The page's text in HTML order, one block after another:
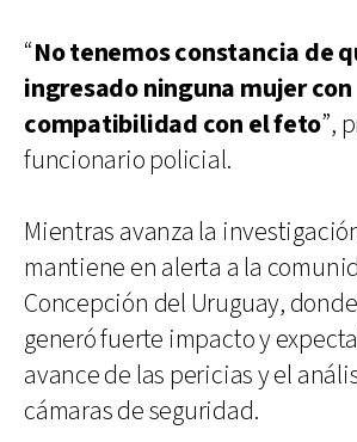
“No tenemos constancia de
ingresado ninguna mujer con
compatibilidad con el feto”,
funcionario policial.
Mientras avanza la
mantiene en alerta a la
Concepción del Uruguay,
generó fuerte impacto y
avance de las pericias y el
cámaras de seguridad.